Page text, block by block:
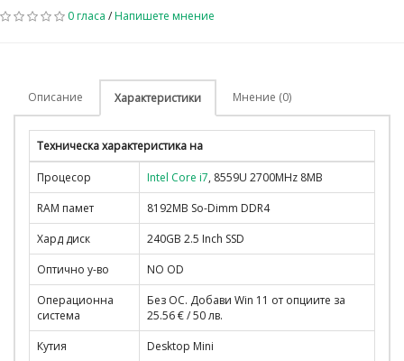
0 гласа /Напишете мнение
Описание Характеристики Мнение (0)
Техническа характеристика на
Процесор Intel Core i7, 8559U 2700MHz 8MB
RAM памет
8192MB So-Dimm DDR4
Хард диск
240GB 2.5 Inch SSD
Оптично у-во
NO OD
Операционна
система
Без ОС. Добави Win 11 от опциите за
25.56 € / 50 лв.
Кутия
Desktop Mini